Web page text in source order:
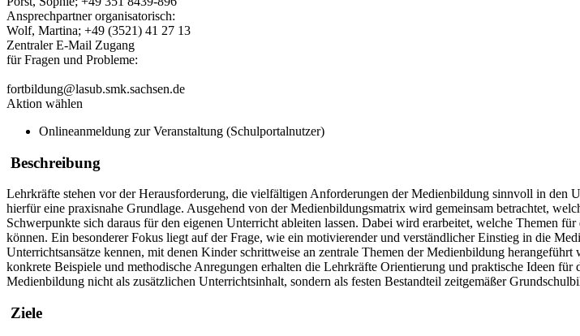
Ansprechpartner organisatorisch:
Wolf, Martina; +49 (3521) 41 27 13
Zentraler E-Mail Zugang
für Fragen und Probleme:
fortbildung@lasub.smk.sachsen.de
Aktion wählen
Onlineanmeldung zur Veranstaltung (Schulportalnutzer)
Beschreibung
Lehrkräfte stehen vor der Herausforderung, die vielfältigen Anforderungen der Medienbildung sinnvoll in den
hierfür eine praxisnahe Grundlage. Ausgehend von der Medienbildungsmatrix wird gemeinsam betrachtet,
Schwerpunkte sich daraus für den eigenen Unterricht ableiten lassen. Dabei wird erarbeitet, welche Themen
können. Ein besonderer Fokus liegt auf der Frage, wie ein motivierender und verständlicher Einstieg in die
Unterrichtsansätze kennen, mit denen Kinder schrittweise an zentrale Themen der Medienbildung
konkrete Beispiele und methodische Anregungen erhalten die Lehrkräfte Orientierung und praktische Ideen
Medienbildung nicht als zusätzlichen Unterrichtsinhalt, sondern als festen Bestandteil zeitgemäßer
Ziele